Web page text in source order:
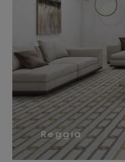
Reggia